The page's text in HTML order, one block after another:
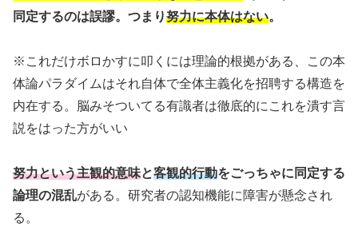
同定するのは誤謬。つまり努力に本体はない。
※これだけボロかすに叩くには理論的根拠がある、この本
体論パラダイムはそれ自体で全体主義化を招聘する構造を
内在する。脳みそついてる有識者は徹底的にこれを潰す言
説をはった方がいい
努力という主観的意味と客観的行動をごっちゃに同定する
論理の混乱がある。研究者の認知機能に障害が懸念され
る。